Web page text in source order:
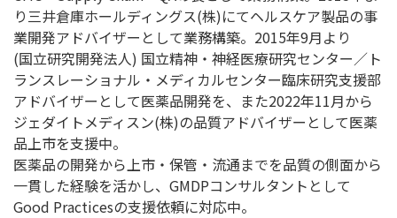
り三井倉庫ホールディングス(株)にてヘルスケア製品の事
業開発アドバイザーとして業務構築。2015年9月より
(国立研究開発法人) 国立精神・神経医療研究センター／ト
ランスレーショナル・メディカルセンター臨床研究支援部
アドバイザーとして医薬品開発を、また2022年11月から
ジェダイトメディスン(株)の品質アドバイザーとして医薬
品上市を支援中。
医薬品の開発から上市・保管・流通までを品質の側面から
一貫した経験を活かし、GMDPコンサルタントとして
Good Practicesの支援依頼に対応中。